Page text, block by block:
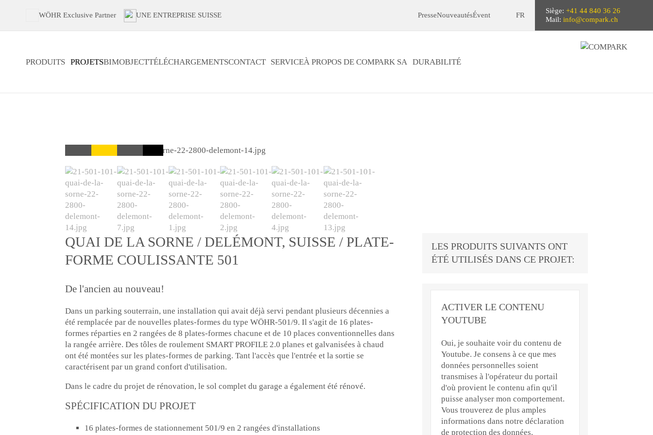
WÖHR Exclusive Partner UNE ENTREPRISE SUISSE PresseNouveautésÉvent FR
Siège: +41 44 840 36 26
Mail: info@compark.ch
PRODUITS PROJETSBIMOBJECTTÉLÉCHARGEMENTSCONTACT SERVICEÀ PROPOS DE COMPARK SA DURABILITÉ
QUAI DE LA SORNE / DELÉMONT, SUISSE / PLATE-
FORME COULISSANTE 501
De l'ancien au nouveau!
Dans un parking souterrain, une installation qui avait déjà servi pendant plusieurs décennies a
été remplacée par de nouvelles plates-formes du type WÖHR-501/9. Il s'agit de 16 plates-
formes réparties en 2 rangées de 8 plates-formes chacune et de 10 places conventionnelles dans
la rangée arrière. Des tôles de roulement SMART PROFILE 2.0 planes et galvanisées à chaud
ont été montées sur les plates-formes de parking. Tant l'accès que l'entrée et la sortie se
caractérisent par un grand confort d'utilisation.
Dans le cadre du projet de rénovation, le sol complet du garage a également été rénové.
SPÉCIFICATION DU PROJET
16 plates-formes de stationnement 501/9 en 2 rangées d'installations
LES PRODUITS SUIVANTS ONT
ÉTÉ UTILISÉS DANS CE PROJET:
ACTIVER LE CONTENU
YOUTUBE
Oui, je souhaite voir du contenu de
Youtube. Je consens à ce que mes
données personnelles soient
transmises à l'opérateur du portail
d'où provient le contenu afin qu'il
puisse analyser mon comportement.
Vous trouverez de plus amples
informations dans notre déclaration
de protection des données.